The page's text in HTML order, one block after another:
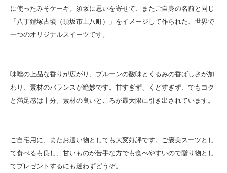
に使ったみそケーキ。須坂に思いを寄せて、またご自身の名前と同じ
「八丁鎧塚古墳（須坂市上八町）」をイメージして作られた、世界で
一つのオリジナルスイーツです。
味噌の上品な香りが広がり、プルーンの酸味とくるみの香ばしさが加
わり、素材のバランスが絶妙です。甘すぎず、くどすぎず、でもコク
と満足感は十分。素材の良いところが最大限に引き出されています。
ご自宅用に、またお遣い物としても大変好評です。ご褒美スーツとし
て食べるも良し、甘いものが苦手な方でも食べやすいので贈り物とし
てプレゼントするにも迷わずどうぞ。